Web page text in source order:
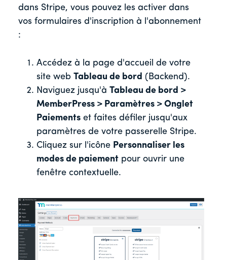
dans Stripe, vous pouvez les activer dans
vos formulaires d'inscription à l'abonnement
:
Accédez à la page d'accueil de votre
site web Tableau de bord (Backend).
Naviguez jusqu'à Tableau de bord >
MemberPress > Paramètres > Onglet
Paiements et faites défiler jusqu'aux
paramètres de votre passerelle Stripe.
Cliquez sur l'icône Personnaliser les
modes de paiement pour ouvrir une
fenêtre contextuelle.